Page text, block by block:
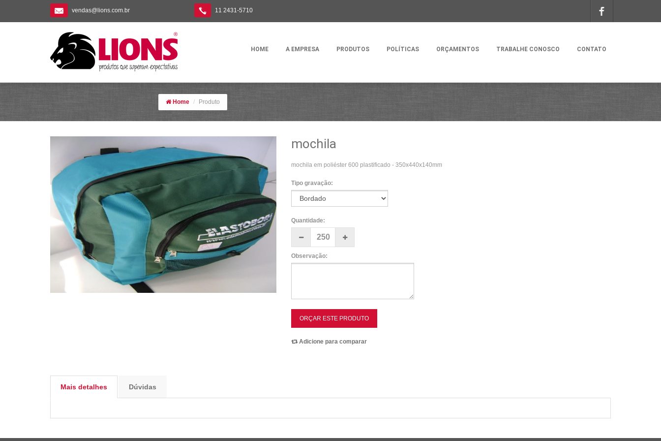
vendas@lions.com.br 11 2431-5710
HOME A EMPRESA PRODUTOS POLÍTICAS ORÇAMENTOS TRABALHE CONOSCO CONTATO
Home Produto
mochila
mochila em poliéster 600 plastificado - 350x440x140mm
Tipo gravação:
Quantidade:
Observação:
ORÇAR ESTE PRODUTO
Adicione para comparar
Mais detalhes Dúvidas